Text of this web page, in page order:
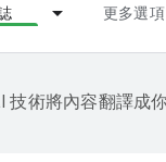
更多選項
術將內容翻譯成